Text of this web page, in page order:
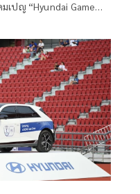
ปญ “Hyundai Game